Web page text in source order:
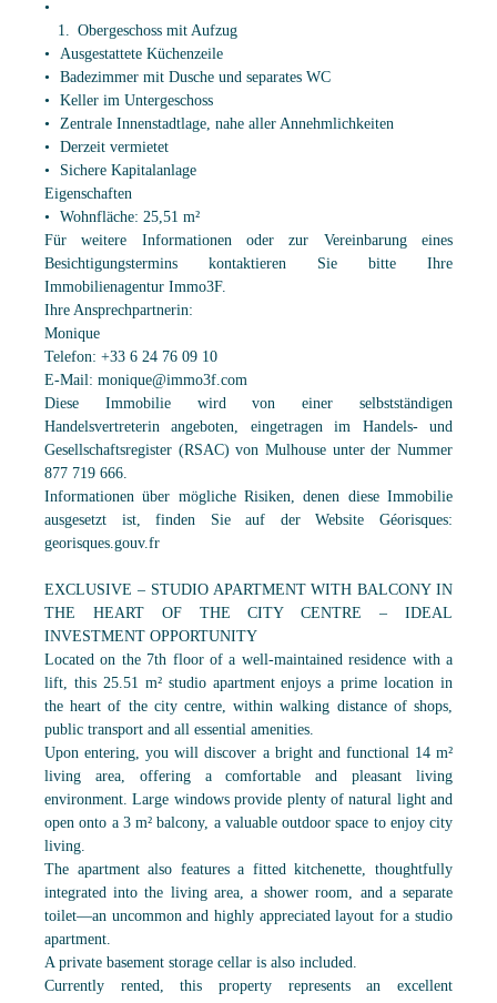
Obergeschoss mit Aufzug
Ausgestattete Küchenzeile
Badezimmer mit Dusche und separates WC
Keller im Untergeschoss
Zentrale Innenstadtlage, nahe aller Annehmlichkeiten
Derzeit vermietet
Sichere Kapitalanlage
Eigenschaften
Wohnfläche: 25,51 m²
Für weitere Informationen oder zur Vereinbarung eines
Besichtigungstermins kontaktieren Sie bitte Ihre
Immobilienagentur Immo3F.
Ihre Ansprechpartnerin:
Monique
Telefon: +33 6 24 76 09 10
E-Mail: monique@immo3f.com
Diese Immobilie wird von einer selbstständigen
Handelsvertreterin angeboten, eingetragen im Handels- und
Gesellschaftsregister (RSAC) von Mulhouse unter der Nummer
877 719 666.
Informationen über mögliche Risiken, denen diese Immobilie
ausgesetzt ist, finden Sie auf der Website Géorisques:
georisques.gouv.fr
EXCLUSIVE – STUDIO APARTMENT WITH BALCONY IN
THE HEART OF THE CITY CENTRE – IDEAL
INVESTMENT OPPORTUNITY
Located on the 7th floor of a well-maintained residence with a
lift, this 25.51 m² studio apartment enjoys a prime location in
the heart of the city centre, within walking distance of shops,
public transport and all essential amenities.
Upon entering, you will discover a bright and functional 14 m²
living area, offering a comfortable and pleasant living
environment. Large windows provide plenty of natural light and
open onto a 3 m² balcony, a valuable outdoor space to enjoy city
living.
The apartment also features a fitted kitchenette, thoughtfully
integrated into the living area, a shower room, and a separate
toilet—an uncommon and highly appreciated layout for a studio
apartment.
A private basement storage cellar is also included.
Currently rented, this property represents an excellent